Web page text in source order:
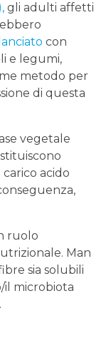
gli adulti affetti
con
e legumi,
metodo per
di questa
vegetale
acido
ruolo
Man
sia solubili
il microbiota